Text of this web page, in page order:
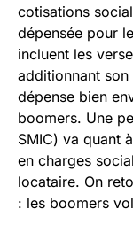
cotisations
dépensée pour
incluent les
additionnant
dépense bien
boomers. Une
SMIC) va quant
en charges
locataire. On
: les boomers